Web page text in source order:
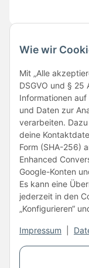
Wie wir
Mit „Alle
DSGVO und § 25
Informationen
und Daten zur
verarbeiten.
deine
Form (SHA-256)
Enhanced
Google-Konten
Es kann eine
jederzeit in den
„Konfigurieren“
Impressum
Folge uns
Unsere Partner